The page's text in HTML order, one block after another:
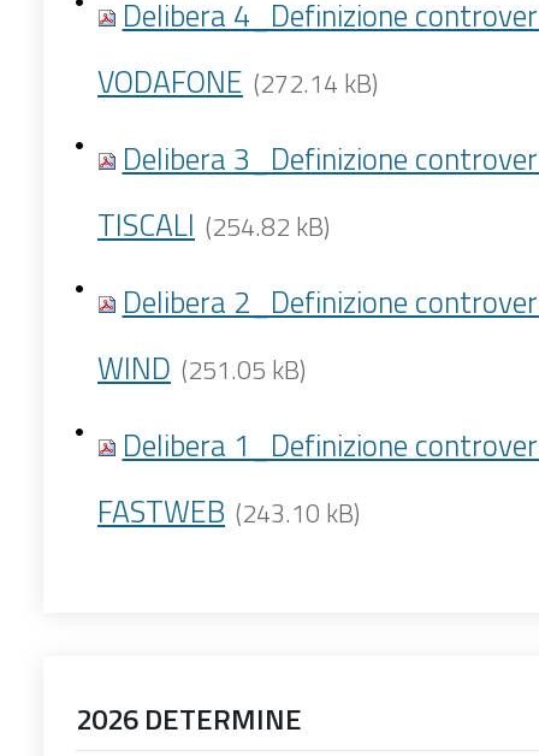
Delibera 4_Definizione
VODAFONE (272.14 kB)
Delibera 3_Definizione
TISCALI (254.82 kB)
Delibera 2_Definizione
WIND (251.05 kB)
Delibera 1_Definizione
FASTWEB (243.10 kB)
2026 DETERMINE